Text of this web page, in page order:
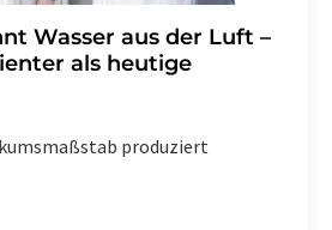
Wasser aus der Luft –
als heutige
produziert